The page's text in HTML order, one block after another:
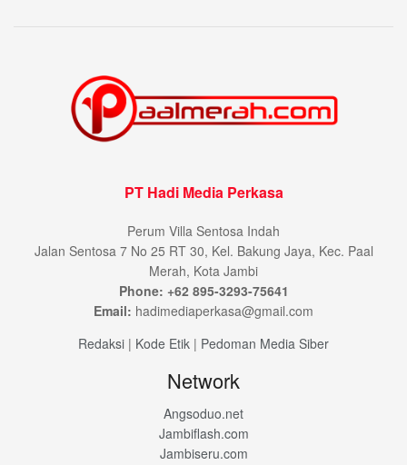
PT Hadi Media Perkasa
Perum Villa Sentosa Indah
Jalan Sentosa 7 No 25 RT 30, Kel. Bakung Jaya, Kec. Paal
Merah, Kota Jambi
Phone: +62 895-3293-75641
Email: hadimediaperkasa@gmail.com
Redaksi | Kode Etik | Pedoman Media Siber
Network
Angsoduo.net
Jambiflash.com
Jambiseru.com